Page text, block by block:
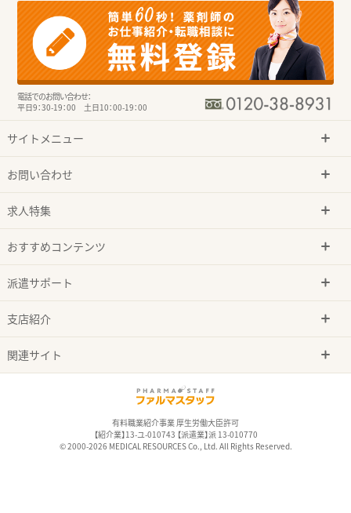
電話でのお問い合わせ：
平日9：30-19：00 土日10：00-19：00
サイトメニュー
お問い合わせ
求人特集
おすすめコンテンツ
派遣サポート
支店紹介
関連サイト
有料職業紹介事業 厚生労働大臣許可
【紹介業】13-ユ-010743 【派遣業】派 13-010770
© 2000-2026 MEDICAL RESOURCES Co., Ltd. All Rights Reserved.